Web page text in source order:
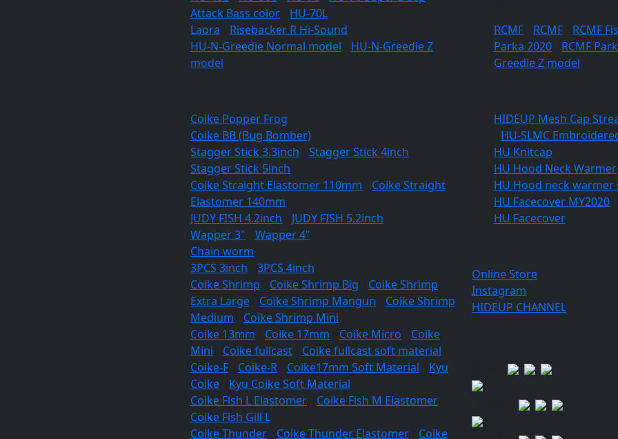
Attack Bass color
HU-70L
Laora
Risebacker R Hi-Sound
HU-N-Greedie Normal model
HU-N-Greedie Z
model
Coike Popper Frog
Coike BB (Bug Bomber)
Stagger Stick 3.3inch
Stagger Stick 4inch
Stagger Stick 5inch
Coike Straight Elastomer 110mm
Coike Straight
Elastomer 140mm
JUDY FISH 4.2inch
JUDY FISH 5.2inch
Wapper 3"
Wapper 4"
Chain worm
3PCS 3inch
3PCS 4inch
Coike Shrimp
Coike Shrimp Big
Coike Shrimp
Extra Large
Coike Shrimp Mangun
Coike Shrimp
Medium
Coike Shrimp Mini
Coike 13mm
Coike 17mm Coike Micro
Coike
Mini
Coike fullcast Coike fullcast soft material
Coike-F
Coike-R Coike17mm Soft Material
Kyu
Coike
Kyu Coike Soft Material
Coike Fish L Elastomer
Coike Fish M Elastomer
Coike Fish Gill L
Coike Thunder
Coike Thunder Elastomer Coike
RCMF RCMF RCMF
Parka 2020
RCMF
Greedie Z model
HIDEUP Mesh Cap
HU-SLMC
HU Knitcap
HU Hood Neck Warmer
HU Hood neck warmer
HU Facecover MY2020
HU Facecover
Online Store
Instagram
HIDEUP CHANNEL